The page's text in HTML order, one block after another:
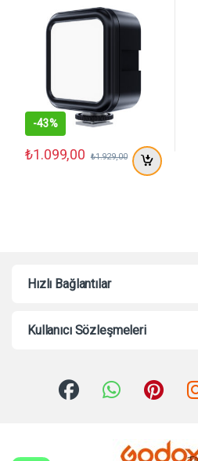
-43%
₺1.099,00 ₺1.929,00
Hızlı Bağlantılar
Kullanıcı Sözleşmeleri